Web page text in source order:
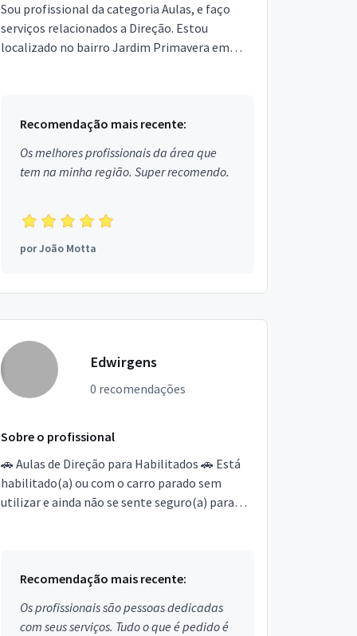
Sou profissional da categoria Aulas, e faço
serviços relacionados a Direção. Estou
localizado no bairro Jardim Primavera em
Recomendação mais recente:
Os melhores profissionais da área que
tem na minha região. Super recomendo.
porJoão Motta
Edwirgens
0 recomendações
Sobre o profissional
🚗 Aulas de Direção para Habilitados 🚗 Está
habilitado(a) ou com o carro parado sem
utilizar e ainda não se sente seguro(a) para
Recomendação mais recente:
Os profissionais são pessoas dedicadas
com seus serviços. Tudo o que é pedido é